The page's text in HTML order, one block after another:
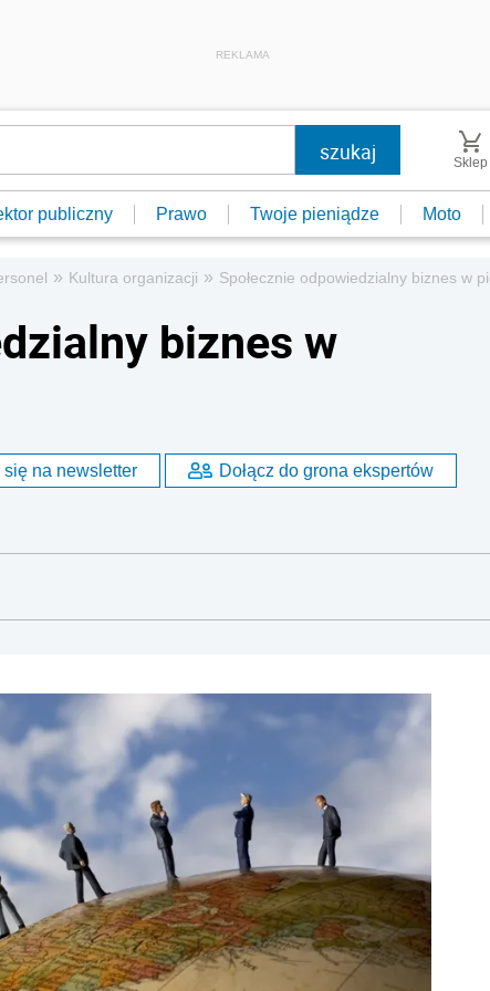
REKLAMA
Sklep
publiczny Prawo Twoje pieniądze Moto
» Kultura organizacji » Społecznie odpowiedzialny biznes w
biznes w
na newsletter Dołącz do grona ekspertów